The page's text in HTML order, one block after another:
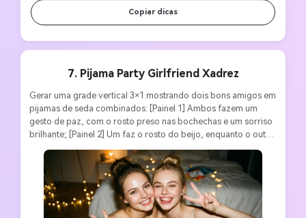
Copiar dicas
7. Pijama Party Girlfriend Xadrez
Gerar uma grade vertical 3×1 mostrando dois bons amigos em
pijamas de seda combinados: [Painel 1] Ambos fazem um
gesto de paz, com o rosto preso nas bochechas e um sorriso
brilhante; [Painel 2] Um faz o rosto do beijo, enquanto o outro
Ambos piscam para a câmera com os braços em volta dos
ombros um do outro. Aparência consistente: camisola e
shorts de cetim, coque bagunçado/rabo de cavalo,
maquiagem natural e brilhante. Cena: Há embrulhos de lanches
e lâmpadas de fada no chão do quarto para criar bokeh.